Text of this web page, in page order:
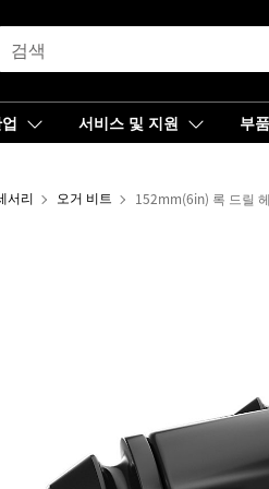
서비스 및 지원 부품
서리 오거 비트 152mm(6in) 록 드릴